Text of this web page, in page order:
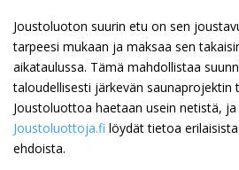
Joustoluoton suurin etu on sen
tarpeesi mukaan ja maksaa sen
aikataulussa. Tämä mahdollistaa
taloudellisesti järkevän saunaprojektin
Joustoluottoa haetaan usein netistä,
Joustoluottoja.fi löydät tietoa
ehdoista.